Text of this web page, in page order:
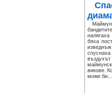
бяха
изведнъж
викове.
може би...